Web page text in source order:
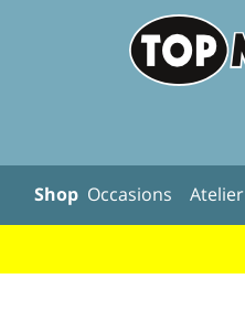
Shop Occasions Atelier